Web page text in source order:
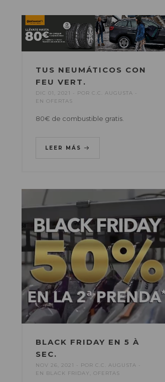
TUS NEUMÁTICOS CON
FEU VERT.
DIC 01, 2021 POR C.C. AUGUSTA
EN OFERTAS
80€ de combustible gratis.
LEER MÁS
BLACK FRIDAY EN 5 À
SEC.
NOV 26, 2021 POR C.C. AUGUSTA
EN BLACK FRIDAY OFERTAS